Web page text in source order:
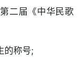
二届《中华民歌
的称号;